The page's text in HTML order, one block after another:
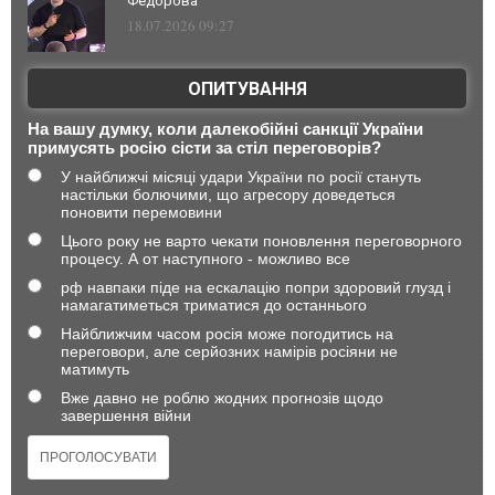
18.07.2026 09:27
ОПИТУВАННЯ
На вашу думку, коли далекобійні санкції України
примусять росію сісти за стіл переговорів?
У найближчі місяці удари України по росії стануть
настільки болючими, що агресору доведеться
поновити перемовини
Цього року не варто чекати поновлення переговорного
процесу. А от наступного - можливо все
рф навпаки піде на ескалацію попри здоровий глузд і
намагатиметься триматися до останнього
Найближчим часом росія може погодитись на
переговори, але серйозних намірів росіяни не
матимуть
Вже давно не роблю жодних прогнозів щодо
завершення війни